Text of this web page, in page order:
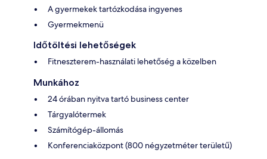
A gyermekek tartózkodása ingyenes
Gyermekmenü
Időtöltési lehetőségek
Fitneszterem-használati lehetőség a közelben
Munkához
24 órában nyitva tartó business center
Tárgyalótermek
Számítógép-állomás
Konferenciaközpont (800 négyzetméter területű)